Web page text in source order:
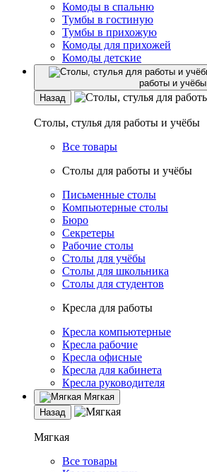
Комоды в спальню
Тумбы в гостиную
Тумбы в прихожую
Комоды для прихожей
Комоды детские
работы и учёбы
Назад
Столы, стулья для работы и учёбы
Все товары
Столы для работы и учёбы
Письменные столы
Компьютерные столы
Бюро
Секретеры
Рабочие столы
Столы для учёбы
Столы для школьника
Столы для студентов
Кресла для работы
Кресла компьютерные
Кресла рабочие
Кресла офисные
Кресла для кабинета
Кресла руководителя
Мягкая
Назад
Мягкая
Все товары